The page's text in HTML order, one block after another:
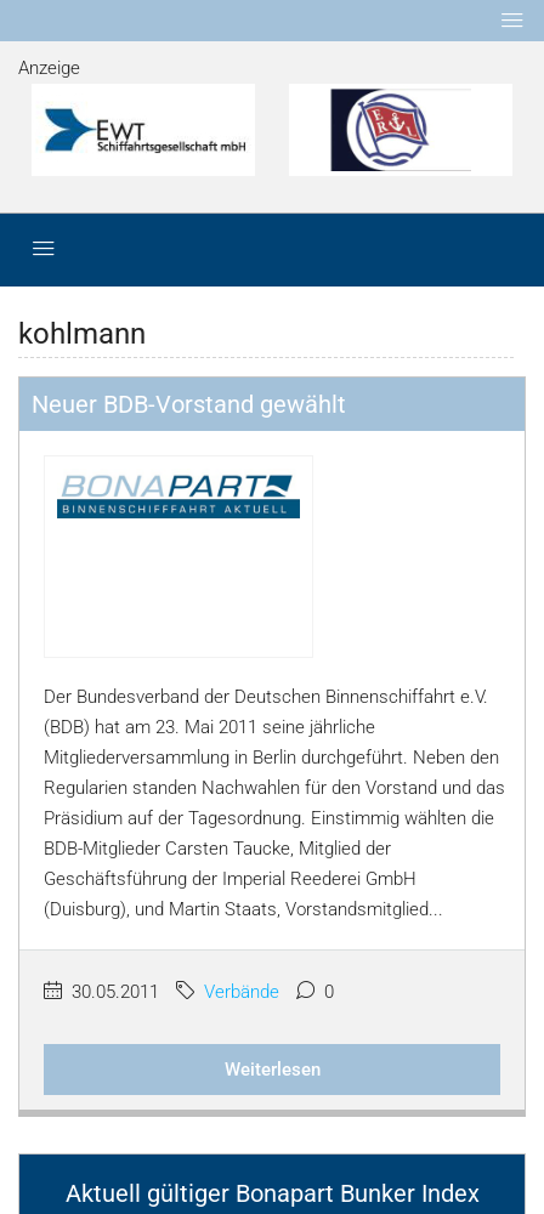
Anzeige
kohlmann
Neuer BDB-Vorstand gewählt
Der Bundesverband der Deutschen Binnenschiffahrt e.V.
(BDB) hat am 23. Mai 2011 seine jährliche
Mitgliederversammlung in Berlin durchgeführt. Neben den
Regularien standen Nachwahlen für den Vorstand und das
Präsidium auf der Tagesordnung. Einstimmig wählten die
BDB-Mitglieder Carsten Taucke, Mitglied der
Geschäftsführung der Imperial Reederei GmbH
(Duisburg), und Martin Staats, Vorstandsmitglied...
30.05.2011 Verbände 0
Weiterlesen
Aktuell gültiger Bonapart Bunker Index